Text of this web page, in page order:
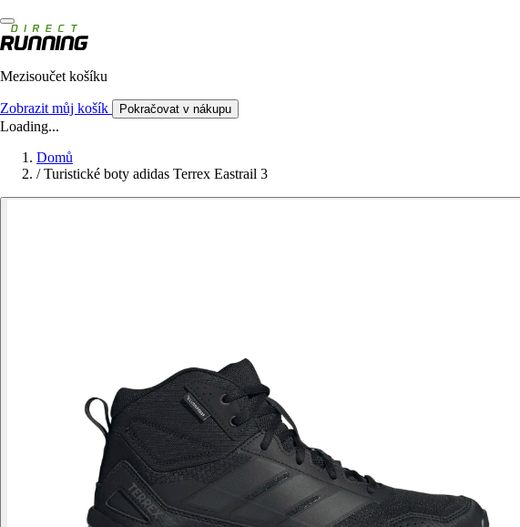
Mezisoučet košíku
Zobrazit můj košík Pokračovat v nákupu
Loading...
Domů
/ Turistické boty adidas Terrex Eastrail 3